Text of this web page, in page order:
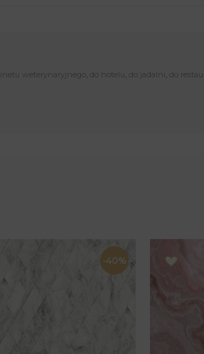
weterynaryjnego do hotelu do jadalni do
-40%